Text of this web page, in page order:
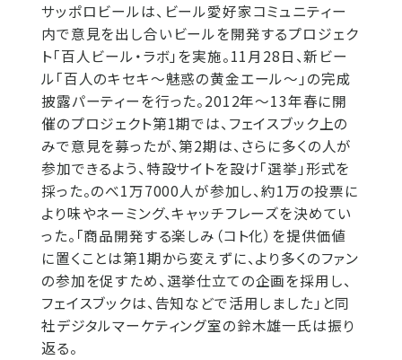
サッポロビールは、ビール愛好家コミュニティー
内で意見を出し合いビールを開発するプロジェク
ト「百人ビール・ラボ」を実施。11月28日、新ビー
ル「百人のキセキ～魅惑の黄金エール～」の完成
披露パーティーを行った。2012年～13年春に開
催のプロジェクト第1期では、フェイスブック上の
みで意見を募ったが、第2期は、さらに多くの人が
参加できるよう、特設サイトを設け「選挙」形式を
採った。のべ1万7000人が参加し、約1万の投票に
より味やネーミング、キャッチフレーズを決めてい
った。「商品開発する楽しみ（コト化）を提供価値
に置くことは第1期から変えずに、より多くのファン
の参加を促すため、選挙仕立ての企画を採用し、
フェイスブックは、告知などで活用しました」と同
社デジタルマーケティング室の鈴木雄一氏は振り
返る。